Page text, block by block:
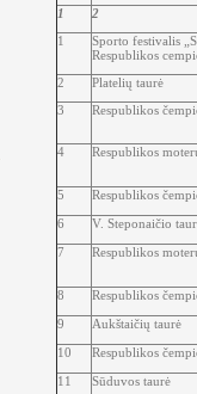
1
2
1
Sporto festivalis
Respublikos
2
Platelių taurė
3
Respublikos
4 Respublikos
5
Respublikos
6
V. Steponaičio
7
Respublikos
8
Respublikos
9
Aukštaičių taurė
10
Respublikos
11
Sūduvos taurė